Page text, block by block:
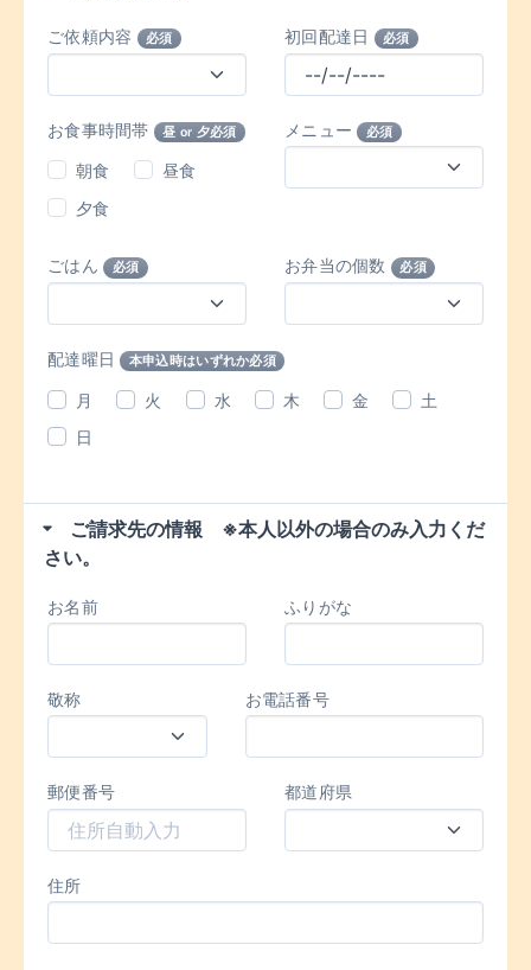
ご依頼内容 必須 初回配達日 必須
お食事時間帯 昼 or 夕必須
朝食
昼食
夕食
メニュー 必須
ごはん 必須 お弁当の個数 必須
配達曜日 本申込時はいずれか必須
月 火 水 木 金
土
日
ご請求先の情報 ※本人以外の場合のみ入力くだ
さい。
お名前 ふりがな
敬称 お電話番号
郵便番号 都道府県
住所